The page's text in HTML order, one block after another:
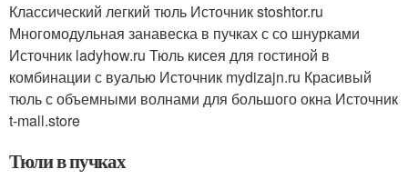
Классический легкий тюль Источник stoshtor.ru
Многомодульная занавеска в пучках с со шнурками
Источник ladyhow.ru Тюль кисея для гостиной в
комбинации с вуалью Источник mydizajn.ru Красивый
тюль с объемными волнами для большого окна Источник
t-mall.store
Тюли в пучках